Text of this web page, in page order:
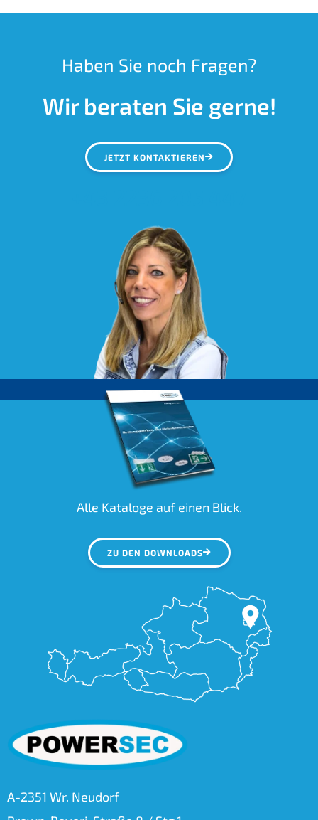
Haben Sie noch Fragen?
Wir beraten Sie gerne!
JETZT KONTAKTIEREN
Alle Kataloge auf einen Blick.
ZU DEN DOWNLOADS
A-2351 Wr. Neudorf